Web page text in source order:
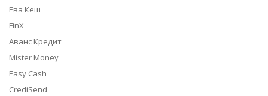
Ева Кеш
FinX
Аванс Кредит
Mister Money
Easy Cash
CrediSend